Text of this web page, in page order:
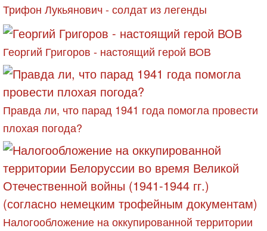
Трифон Лукьянович - солдат из легенды
Георгий Григоров - настоящий герой ВОВ
Правда ли, что парад 1941 года помогла провести
плохая погода?
Налогообложение на оккупированной территории